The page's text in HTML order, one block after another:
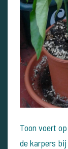
Toon voert op
de karpers